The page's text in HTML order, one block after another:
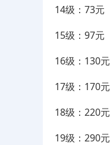
14级：73元
15级：97元
16级：130元
17级：170元
18级：220元
19级：290元